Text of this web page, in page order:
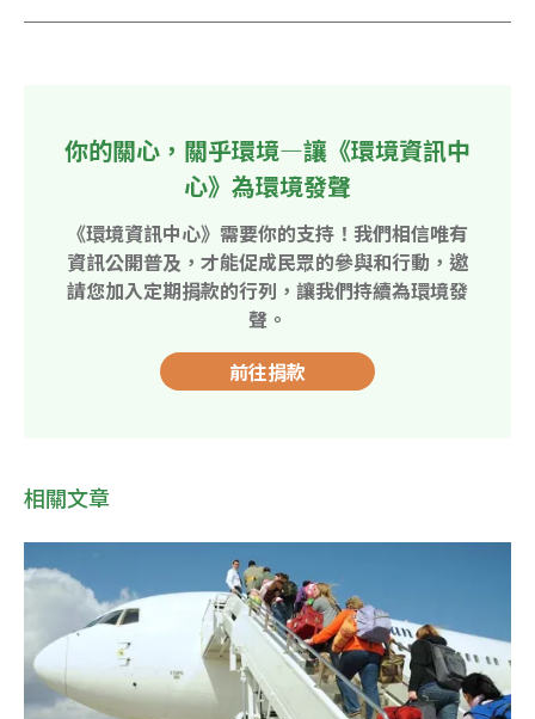
你的關心，關乎環境—讓《環境資訊中
心》為環境發聲
《環境資訊中心》需要你的支持！我們相信唯有
資訊公開普及，才能促成民眾的參與和行動，邀
請您加入定期捐款的行列，讓我們持續為環境發
聲。
前往捐款
相關文章